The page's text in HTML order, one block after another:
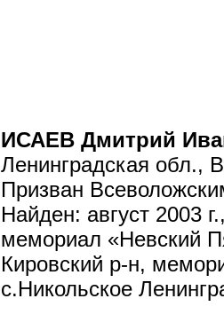
ИСАЕВ Дмитрий
Ленинградская обл.,
Призван
Найден: август 2003
мемориал «Невский
Кировский р-н,
с.Никольское